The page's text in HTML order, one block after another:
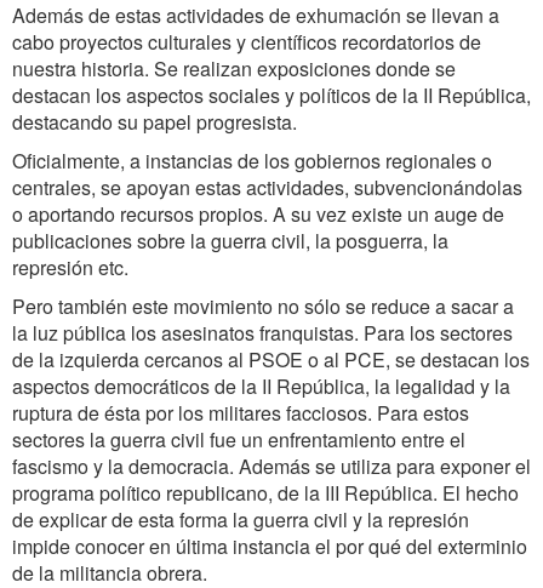
Además de estas actividades de exhumación se llevan a
cabo proyectos culturales y científicos recordatorios de
nuestra historia. Se realizan exposiciones donde se
destacan los aspectos sociales y políticos de la II República,
destacando su papel progresista.
Oficialmente, a instancias de los gobiernos regionales o
centrales, se apoyan estas actividades, subvencionándolas
o aportando recursos propios. A su vez existe un auge de
publicaciones sobre la guerra civil, la posguerra, la
represión etc.
Pero también este movimiento no sólo se reduce a sacar a
la luz pública los asesinatos franquistas. Para los sectores
de la izquierda cercanos al PSOE o al PCE, se destacan los
aspectos democráticos de la II República, la legalidad y la
ruptura de ésta por los militares facciosos. Para estos
sectores la guerra civil fue un enfrentamiento entre el
fascismo y la democracia. Además se utiliza para exponer el
programa político republicano, de la III República. El hecho
de explicar de esta forma la guerra civil y la represión
impide conocer en última instancia el por qué del exterminio
de la militancia obrera.